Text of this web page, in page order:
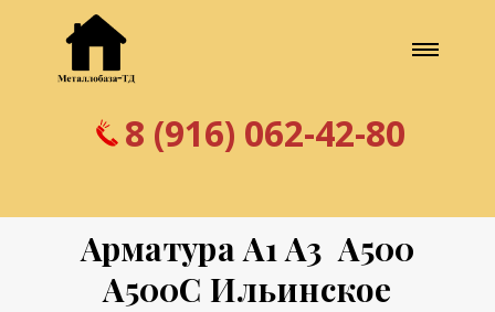
8 (916) 062-42-80
Арматура А1 А3 А500
А500С Ильинское